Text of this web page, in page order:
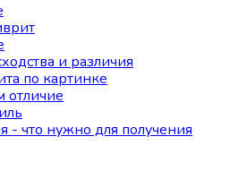
и различия
по картинке
отличие
- что нужно для получения